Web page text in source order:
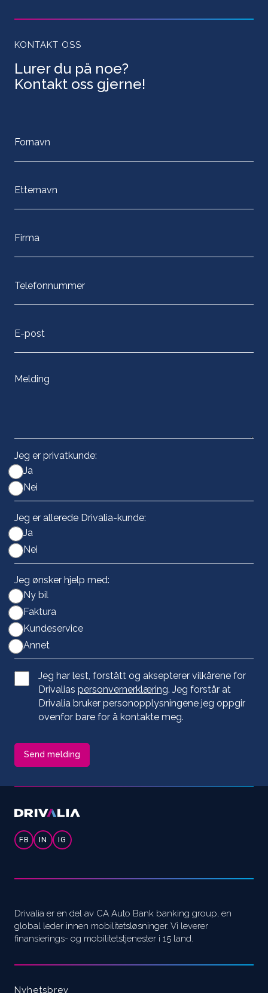
KONTAKT OSS
Lurer du på noe?
Kontakt oss gjerne!
Jeg er privatkunde:
Ja
Nei
Jeg er allerede Drivalia-kunde:
Ja
Nei
Jeg ønsker hjelp med:
Ny bil
Faktura
Kundeservice
Annet
Jeg har lest, forstått og aksepterer vilkårene for
Drivalias personvernerklæring. Jeg forstår at
Drivalia bruker personopplysningene jeg oppgir
ovenfor bare for å kontakte meg.
FB IN IG
Drivalia er en del av CA Auto Bank banking group, en
global leder innen mobilitetsløsninger. Vi leverer
finansierings- og mobilitetstjenester i 15 land.
Nyhetsbrev